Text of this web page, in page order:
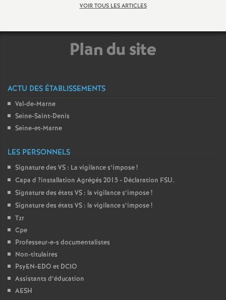
e
n
d
VOIR TOUS LES ARTICLES
Plan du site
ACTU DES ÉTABLISSEMENTS
Val-de-Marne
Seine-Saint-Denis
Seine-et-Marne
LES PERSONNELS
Signature des VS : La vigilance s’impose!
Capa d ?installation Agrégés 2015 - Déclaration FSU.
Signature des états VS : la vigilance s’impose!
Signature des états VS : la vigilance s’impose!
Tzr
Cpe
Professeur-e-s documentalistes
Non-titulaires
PsyEN-EDO et DCIO
Assistants d’éducation
AESH